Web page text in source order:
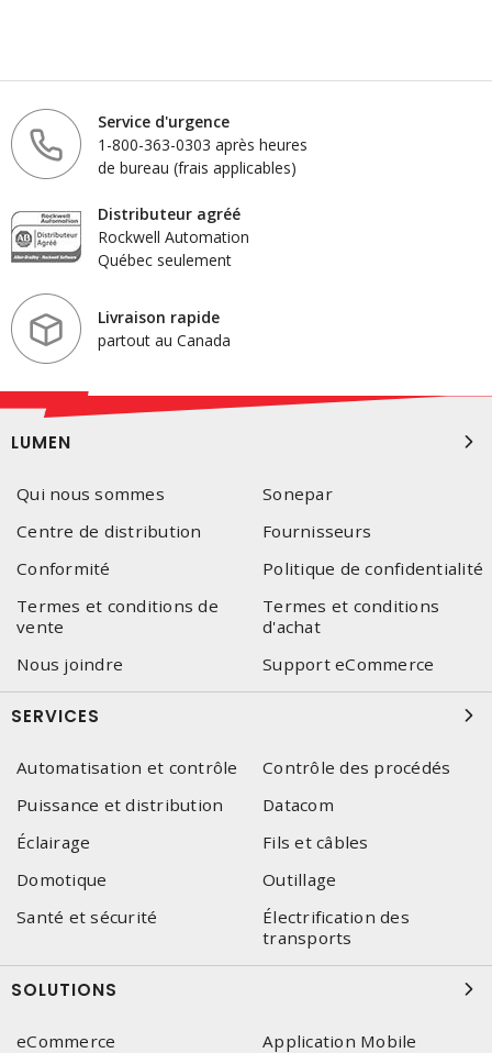
Service d'urgence
1-800-363-0303 après heures
de bureau (frais applicables)
Distributeur agréé
Rockwell Automation
Québec seulement
Livraison rapide
partout au Canada
LUMEN
Qui nous sommes
Sonepar
Centre de distribution
Fournisseurs
Conformité
Politique de confidentialité
Termes et conditions de
vente
Termes et conditions
d'achat
Nous joindre
Support eCommerce
SERVICES
Automatisation et contrôle
Contrôle des procédés
Puissance et distribution
Datacom
Éclairage
Fils et câbles
Domotique
Outillage
Santé et sécurité
Électrification des
transports
SOLUTIONS
eCommerce
Application Mobile